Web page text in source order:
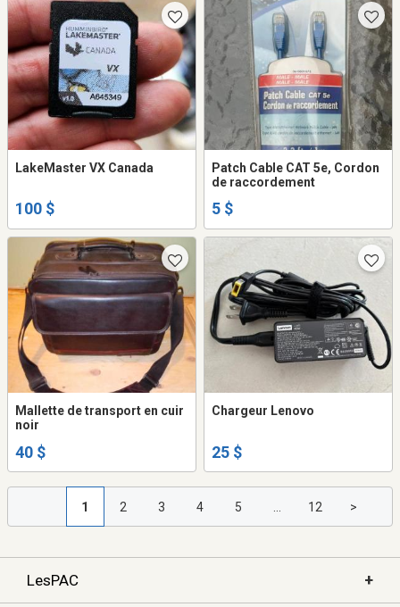
LakeMaster VX Canada
100 $
Patch Cable CAT 5e, Cordon
de raccordement
5 $
Mallette de transport en cuir
noir
40 $
Chargeur Lenovo
25 $
1 2 3 4 5 12 >
LesPAC +